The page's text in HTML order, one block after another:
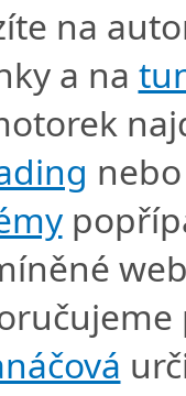
na
a na